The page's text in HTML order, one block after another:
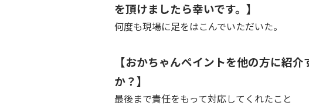
を頂けましたら幸いです。】
何度も現場に足をはこんでいただいた。
【おかちゃんペイントを他の方に紹
か？】
最後まで責任をもって対応してくれたこと